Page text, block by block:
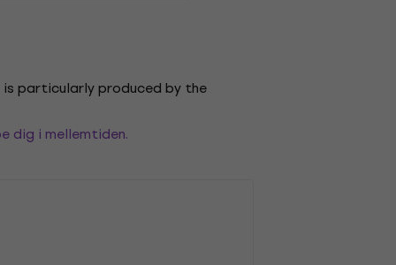
particularly produced by the
dig i mellemtiden.